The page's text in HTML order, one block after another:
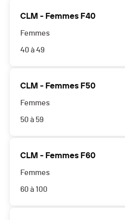
CLM - Femmes F40
Femmes
40 à 49
CLM - Femmes F50
Femmes
50 à 59
CLM - Femmes F60
Femmes
60 à 100